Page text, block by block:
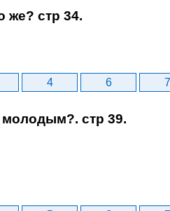
же? стр 34.
4 6 7
молодым?. стр 39.